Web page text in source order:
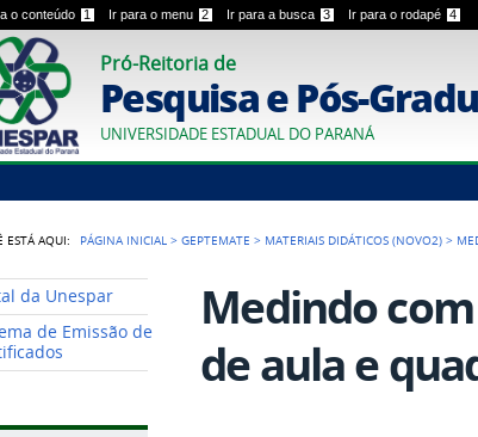
o conteúdo 1 Ir para o menu 2 Ir para a busca 3 Ir para o rodapé 4
Pró-Reitoria de
Pesquisa e Pós-
UNIVERSIDADE ESTADUAL DO PARANÁ
ESTÁ AQUI: PÁGINA INICIAL >GEPTEMATE > MATERIAIS DIDÁTICOS (NOVO2) >
da Unespar
de Emissão de
Medindo
de aula e